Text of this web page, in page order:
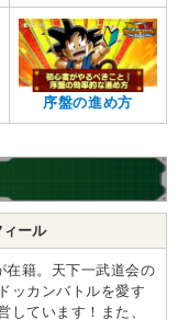
序盤の進め方
ィール
在籍。天下一武道会の
ッカンバトルを愛す
しています！また、